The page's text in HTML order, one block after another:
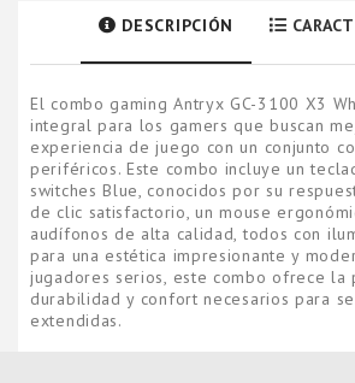
DESCRIPCIÓN
El combo gaming Antryx GC-3100 X3
integral para los gamers que buscan
experiencia de juego con un conjunto
periféricos. Este combo incluye un
switches Blue, conocidos por su
de clic satisfactorio, un mouse
audífonos de alta calidad, todos con
para una estética impresionante y
jugadores serios, este combo ofrece la
durabilidad y confort necesarios para
extendidas.